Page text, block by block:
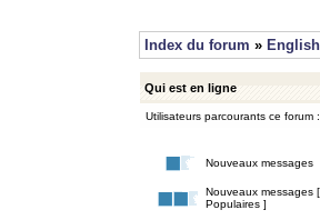
Index du forum » English
Qui est en ligne
Utilisateurs parcourants ce forum
Nouveaux messages
Nouveaux messages [
Populaires ]